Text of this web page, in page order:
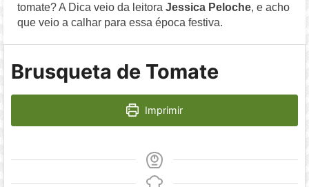
tomate? A Dica veio da leitoraJessica Peloche, e acho
que veio a calhar para essa época festiva.
Brusqueta de Tomate
Imprimir